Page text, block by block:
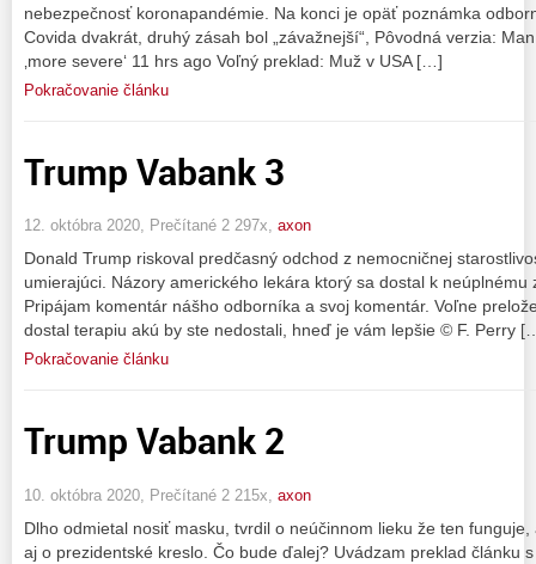
nebezpečnosť koronapandémie. Na konci je opäť poznámka
Covida dvakrát, druhý zásah bol „závažnejší“, Pôvodná verzia:
‚more severe‘ 11 hrs ago Voľný preklad: Muž v USA […]
Pokračovanie článku
Trump Vabank 3
12. októbra 2020, Prečítané 2 297x, axon
Donald Trump riskoval predčasný odchod z nemocničnej
umierajúci. Názory amerického lekára ktorý sa dostal k neúplnému
Pripájam komentár nášho odborníka a svoj komentár. Voľne
dostal terapiu akú by ste nedostali, hneď je vám lepšie © F. Perry
Pokračovanie článku
Trump Vabank 2
10. októbra 2020, Prečítané 2 215x, axon
Dlho odmietal nosiť masku, tvrdil o neúčinnom lieku že ten
aj o prezidentské kreslo. Čo bude ďalej? Uvádzam preklad článku